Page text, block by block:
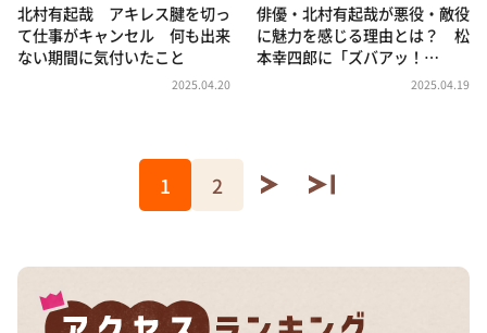
北村有起哉 アキレス腱を切っ
て仕事がキャンセル 何も出来
ない期間に気付いたこと
2025.04.20
俳優・北村有起哉が悪役・敵役
に魅力を感じる理由とは？ 松
本幸四郎に「ズバアッ！…
2025.04.19
1 2